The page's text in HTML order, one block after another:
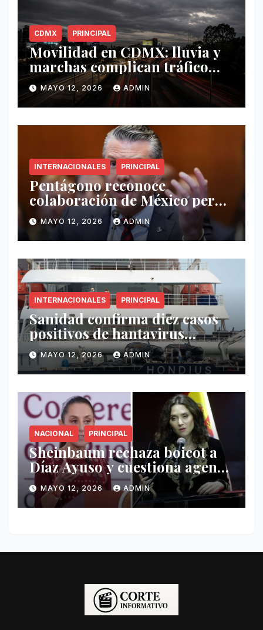
CDMX PRINCIPAL
Movilidad en CDMX: lluvia y
marchas complican tráfico
este 12 de mayo
MAYO 12, 2026 ADMIN
INTERNACIONALES PRINCIPAL
Pentágono reconoce
colaboración de México pero
exige mayor operatividad
antidrogas
MAYO 12, 2026 ADMIN
INTERNACIONALES PRINCIPAL
Sanidad confirma diez casos
positivos de hantavirus
vinculados al crucero MV
Hondius
MAYO 12, 2026 ADMIN
NACIONAL PRINCIPAL
Sheinbaum rechaza boicot a
Díaz Ayuso y cuestiona agenda
de funcionaria española
MAYO 12, 2026 ADMIN